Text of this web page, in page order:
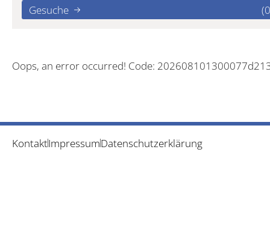
Gesuche
Oops, an error occurred! Code:
KontaktImpressumDatenschutzerklärung